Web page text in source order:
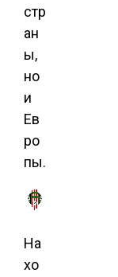
стр
ан
ы,
но
и
Ев
ро
пы.
На
хо